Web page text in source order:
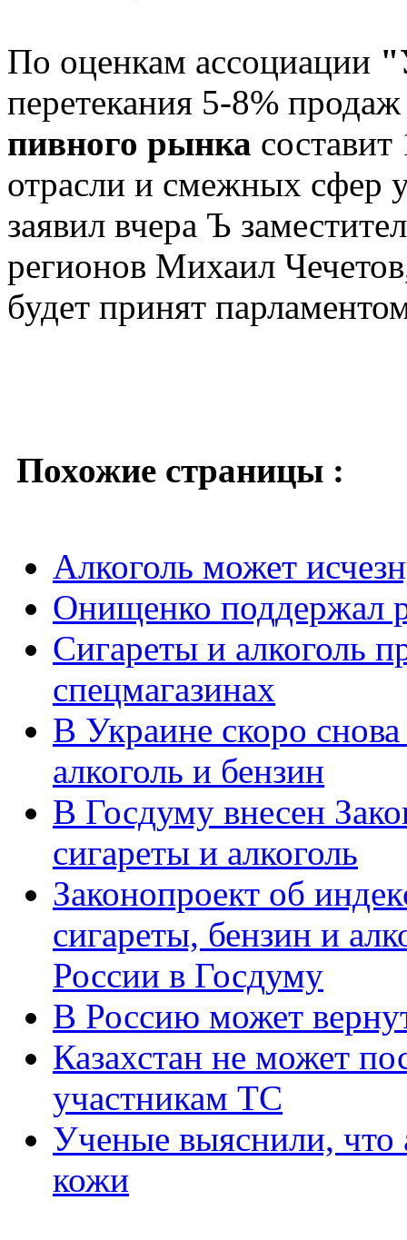
По оценкам ассоциации
перетекания 5-8%
пивного рынка
отрасли и смежных сфер
заявил вчера Ъ
регионов Михаил
будет принят
Похожие страницы :
Алкоголь может
Онищенко поддержал
Сигареты и алкоголь
спецмагазинах
В Украине скоро
алкоголь и бензин
В Госдуму внесен
сигареты и алкоголь
Законопроект об
сигареты, бензин и
России в Госдуму
В Россию может
Казахстан не может
участникам ТС
Ученые выяснили, что
кожи